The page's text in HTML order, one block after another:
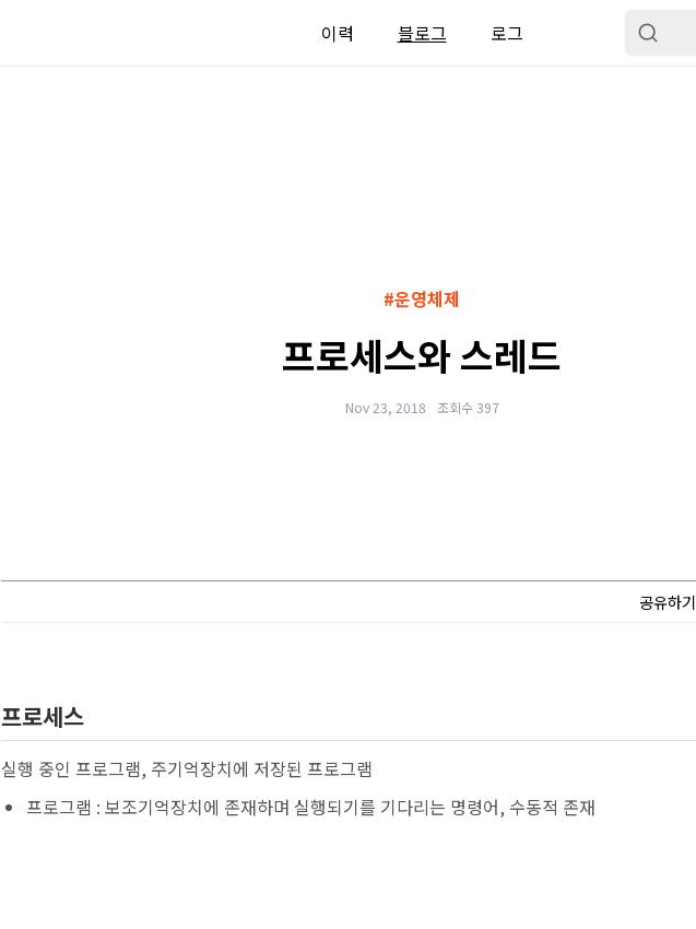
이력 블로그 로그
#운영체제
프로세스와 스레드
Nov 23, 2018 조회수 397
공유하기
프로세스
실행 중인 프로그램, 주기억장치에 저장된 프로그램
프로그램 : 보조기억장치에 존재하며 실행되기를 기다리는 명령어, 수동적 존재